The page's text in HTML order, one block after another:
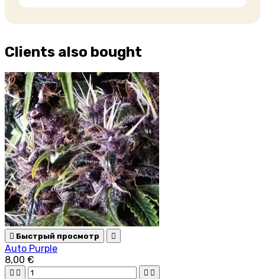
Clients also bought
 Быстрый просмотр 
Auto Purple
8,00 €
   